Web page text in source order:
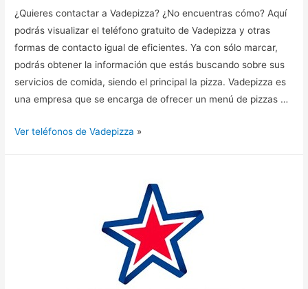
¿Quieres contactar a Vadepizza? ¿No encuentras cómo? Aquí
podrás visualizar el teléfono gratuito de Vadepizza y otras
formas de contacto igual de eficientes. Ya con sólo marcar,
podrás obtener la información que estás buscando sobre sus
servicios de comida, siendo el principal la pizza. Vadepizza es
una empresa que se encarga de ofrecer un menú de pizzas …
Ver teléfonos de Vadepizza »